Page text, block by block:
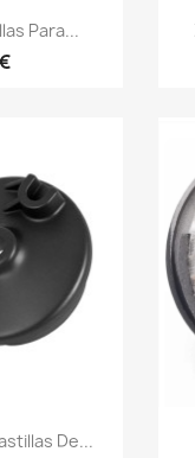
Para...
De...